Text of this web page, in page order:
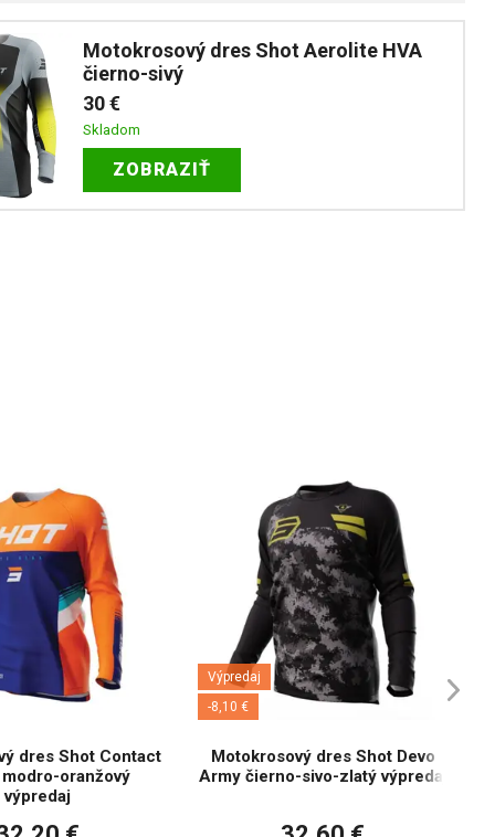
Motokrosový dres Shot Aerolite HVA
čierno-sivý
30 €
Skladom
ZOBRAZIŤ
dres Shot Contact
oranžový
výpredaj
Výpredaj
-8,10 €
Motokrosový dres Shot Devo
Army čierno-sivo-zlatý výpredaj